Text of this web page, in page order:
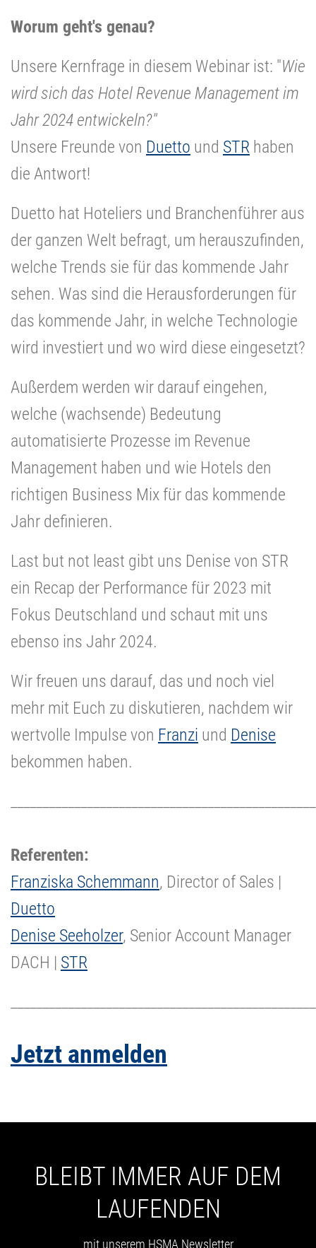
Worum geht's genau?
Unsere Kernfrage in diesem Webinar ist: "Wie
wird sich das Hotel Revenue Management im
Jahr 2024 entwickeln?"
Unsere Freunde von Duetto und STR haben
die Antwort!
Duetto hat Hoteliers und Branchenführer aus
der ganzen Welt befragt, um herauszufinden,
welche Trends sie für das kommende Jahr
sehen. Was sind die Herausforderungen für
das kommende Jahr, in welche Technologie
wird investiert und wo wird diese eingesetzt?
Außerdem werden wir darauf eingehen,
welche (wachsende) Bedeutung
automatisierte Prozesse im Revenue
Management haben und wie Hotels den
richtigen Business Mix für das kommende
Jahr definieren.
Last but not least gibt uns Denise von STR
ein Recap der Performance für 2023 mit
Fokus Deutschland und schaut mit uns
ebenso ins Jahr 2024.
Wir freuen uns darauf, das und noch viel
mehr mit Euch zu diskutieren, nachdem wir
wertvolle Impulse von Franzi und Denise
bekommen haben.
Referenten:
Franziska Schemmann, Director of Sales |
Duetto
Denise Seeholzer, Senior Account Manager
DACH | STR
Jetzt anmelden
BLEIBT IMMER AUF DEM
LAUFENDEN
mit unserem HSMA Newsletter